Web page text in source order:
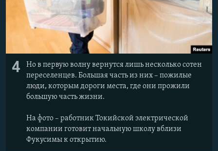
4
Но в первую волну вернутся лишь несколько сотен
переселенцев. Большая часть из них – пожилые
люди, которым дороги места, где они прожили
большую часть жизни.
На фото – работник Токийской электрической
компании готовит начальную школу вблизи
Фукусимы к открытию.